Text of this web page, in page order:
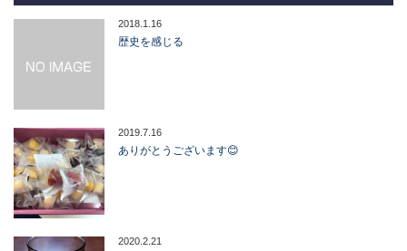
2018.1.16
歴史を感じる
2019.7.16
ありがとうございます😊
2020.2.21